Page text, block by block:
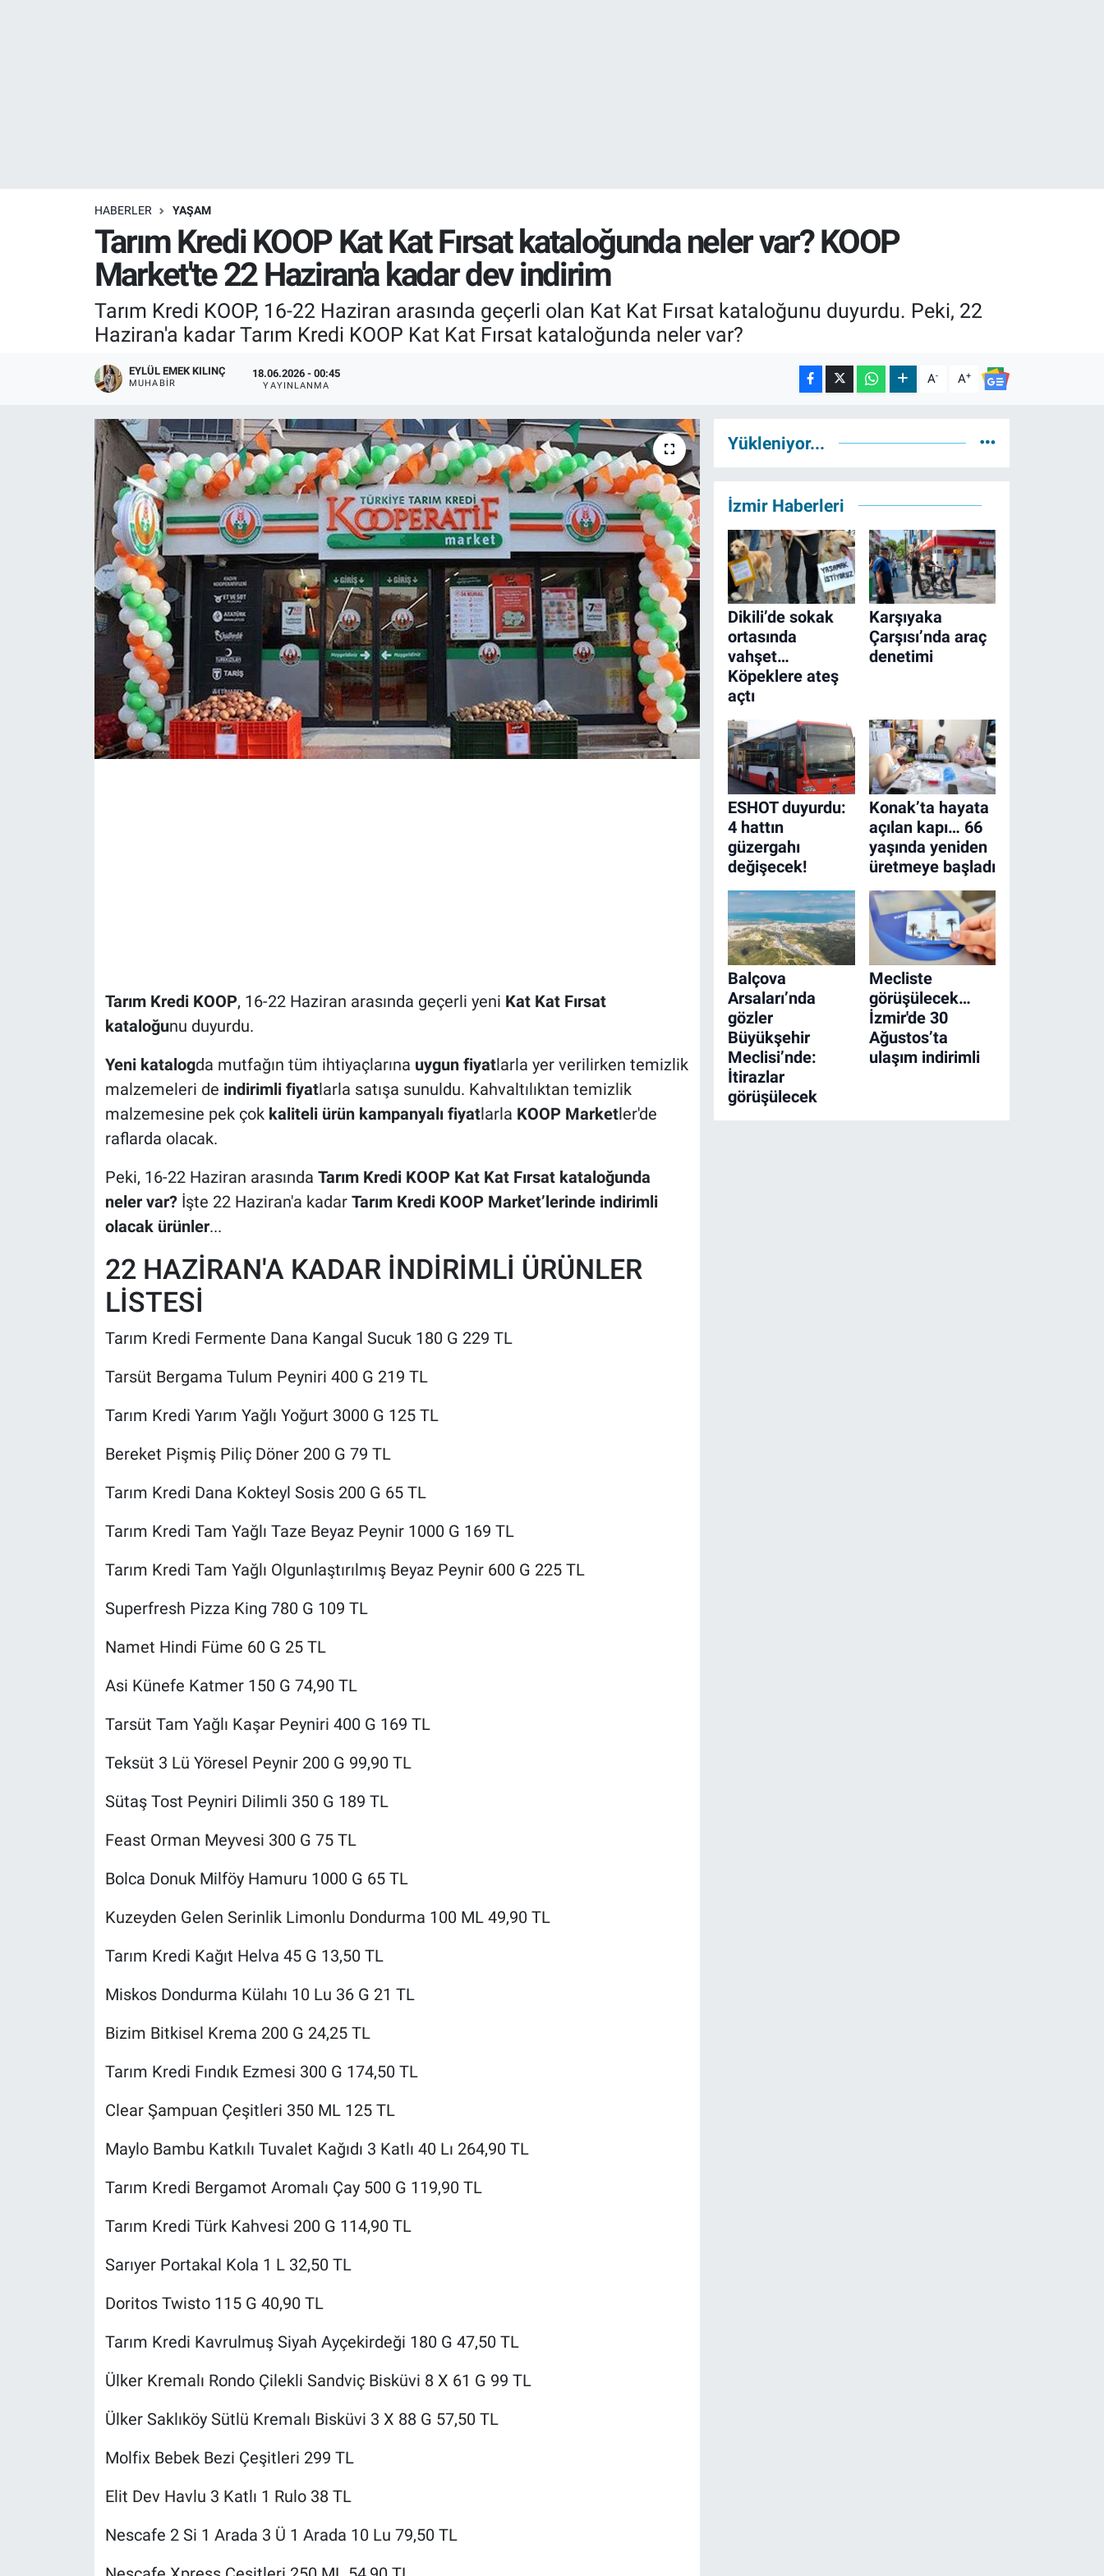
HABERLER YAŞAM
Tarım Kredi KOOP Kat Kat Fırsat kataloğunda neler var? KOOP
Market'te 22 Haziran'a kadar dev indirim
Tarım Kredi KOOP, 16-22 Haziran arasında geçerli olan Kat Kat Fırsat kataloğunu duyurdu. Peki, 22
Haziran'a kadar Tarım Kredi KOOP Kat Kat Fırsat kataloğunda neler var?
EYLÜL EMEK KILINÇ
MUHABIR
18.06.2026 - 00:45
YAYINLANMA A- A+
Tarım Kredi KOOP, 16-22 Haziran arasında geçerli yeni Kat Kat Fırsat
kataloğunu duyurdu.
Yeni katalogda mutfağın tüm ihtiyaçlarına uygun fiyatlarla yer verilirken temizlik
malzemeleri de indirimli fiyatlarla satışa sunuldu. Kahvaltılıktan temizlik
malzemesine pek çokkaliteli ürün kampanyalı fiyatlarla KOOP Marketler'de
raflarda olacak.
Peki, 16-22 Haziran arasında Tarım Kredi KOOP Kat Kat Fırsat kataloğunda
neler var?İşte 22 Haziran'a kadar Tarım Kredi KOOP Market’lerinde indirimli
olacak ürünler...
22 HAZİRAN'A KADAR İNDİRİMLİ ÜRÜNLER
LİSTESİ
Tarım Kredi Fermente Dana Kangal Sucuk 180 G 229 TL
Tarsüt Bergama Tulum Peyniri 400 G 219 TL
Tarım Kredi Yarım Yağlı Yoğurt 3000 G 125 TL
Bereket Pişmiş Piliç Döner 200 G 79 TL
Tarım Kredi Dana Kokteyl Sosis 200 G 65 TL
Tarım Kredi Tam Yağlı Taze Beyaz Peynir 1000 G 169 TL
Tarım Kredi Tam Yağlı Olgunlaştırılmış Beyaz Peynir 600 G 225 TL
Superfresh Pizza King 780 G 109 TL
Namet Hindi Füme 60 G 25 TL
Asi Künefe Katmer 150 G 74,90 TL
Tarsüt Tam Yağlı Kaşar Peyniri 400 G 169 TL
Teksüt 3 Lü Yöresel Peynir 200 G 99,90 TL
Sütaş Tost Peyniri Dilimli 350 G 189 TL
Feast Orman Meyvesi 300 G 75 TL
Bolca Donuk Milföy Hamuru 1000 G 65 TL
Kuzeyden Gelen Serinlik Limonlu Dondurma 100 ML 49,90 TL
Tarım Kredi Kağıt Helva 45 G 13,50 TL
Miskos Dondurma Külahı 10 Lu 36 G 21 TL
Bizim Bitkisel Krema 200 G 24,25 TL
Tarım Kredi Fındık Ezmesi 300 G 174,50 TL
Clear Şampuan Çeşitleri 350 ML 125 TL
Maylo Bambu Katkılı Tuvalet Kağıdı 3 Katlı 40 Lı 264,90 TL
Tarım Kredi Bergamot Aromalı Çay 500 G 119,90 TL
Tarım Kredi Türk Kahvesi 200 G 114,90 TL
Sarıyer Portakal Kola 1 L 32,50 TL
Doritos Twisto 115 G 40,90 TL
Tarım Kredi Kavrulmuş Siyah Ayçekirdeği 180 G 47,50 TL
Ülker Kremalı Rondo Çilekli Sandviç Bisküvi 8 X 61 G 99 TL
Ülker Saklıköy Sütlü Kremalı Bisküvi 3 X 88 G 57,50 TL
Molfix Bebek Bezi Çeşitleri 299 TL
Elit Dev Havlu 3 Katlı 1 Rulo 38 TL
Nescafe 2 Si 1 Arada 3 Ü 1 Arada 10 Lu 79,50 TL
Yükleniyor...
İzmir Haberleri
Dikili’de sokak
ortasında
vahşet…
Köpeklere ateş
açtı
Karşıyaka
Çarşısı’nda araç
denetimi
ESHOT duyurdu:
4 hattın
güzergahı
değişecek!
Konak’ta hayata
açılan kapı… 66
yaşında yeniden
üretmeye başladı
Balçova
Arsaları’nda
gözler
Büyükşehir
Meclisi’nde:
İtirazlar
görüşülecek
Mecliste
görüşülecek…
İzmir'de 30
Ağustos’ta
ulaşım indirimli